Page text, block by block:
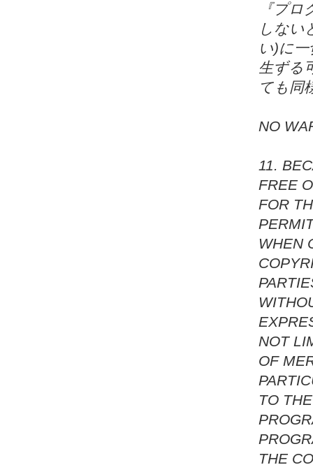
『プ
しない
い)に
生ずる
ても同
NO
11.
FREE
FOR
WHEN
NOT
OF
TO
THE